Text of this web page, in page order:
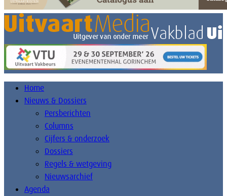
Home
Nieuws & Dossiers
Persberichten
Columns
Cijfers & onderzoek
Dossiers
Regels & wetgeving
Nieuwsarchief
Agenda